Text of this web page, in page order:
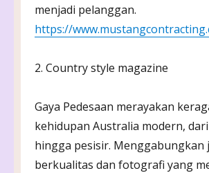
menjadi pelanggan.
https://
2. Country style magazine
Gaya Pedesaan merayakan
kehidupan Australia modern,
hingga pesisir. Menggabungkan
berkualitas dan fotografi yang